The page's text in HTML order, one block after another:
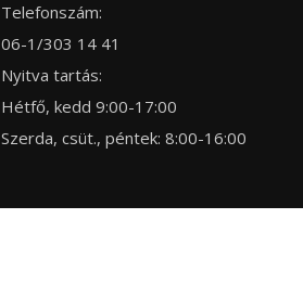
Telefonszám:
06-1/303 14 41
Nyitva tartás:
Hétfő, kedd 9:00-17:00
Szerda, csüt., péntek: 8:00-16:00